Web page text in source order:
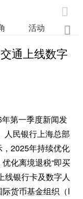

活动 业

通上线数字
第一季度新闻发
人民银行上海总部
2025年持续优化
化离境退税“即买
线银行卡及数字人
货币基金组织（I